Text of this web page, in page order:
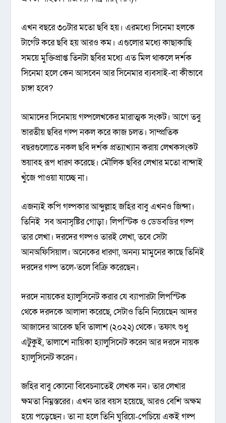
এখন বছ‌রে ৩০টার ম‌তো ছ‌বি হয়। এরম‌ধ্যে সি‌নেমা হল‌কে
টা‌র্গেট ক‌রে ছ‌বি হয় আরও কম। এগু‌লোর ম‌ধ্যে কাছাকাছি
সময়ে মুক্তিপ্রাপ্ত তিনটা ছ‌বির ম‌ধ্যে এত মিল থাক‌লে দর্শক
সি‌নেমা হ‌লে কেন আস‌বেন আর সি‌নেমার ব্যবসাই-বা কীভা‌বে
চাঙ্গা হ‌বে?
আমা‌দের সি‌নেমায় গ‌ল্প‌লেখ‌কের মারাত্মক সংকট। আ‌গে তবু
ভারতীয় ছ‌বির গল্প নকল ক‌রে কাজ চলত। সাম্প্রতিক
বছরগু‌লো‌তে নকল ছ‌বি দর্শক প্রত্যাখ্যান করায় লেখকসংকট
ভয়াবহ রূপ ধারণ ক‌রে‌ছে। মৌ‌লিক ছ‌বির লেখার ম‌তো বান্দাই
খুঁ‌জে পাওয়া যা‌চ্ছে না।
এজন্যই ক‌পি গল্পকার আব্দুল্লাহ জ‌হির বাবু এখনও জিন্দা।
তি‌নিই সব অনাসৃ‌ষ্টির গোড়া। লিপ‌স্টি‌ক ও ডেডব‌ডির গল্প
তার লেখা। দরদের গল্পও তারই লেখা, ত‌বে সেটা
আনঅফি‌সিয়াল। অ‌নে‌কের ধারণা, অনন্য মামু‌নের কা‌ছে তি‌নিই
দর‌দের গল্প ত‌লে-ত‌লে বি‌ক্রি ক‌রে‌ছেন।
দরদে নায়কের হ্যালুসিনেট করার যে ব্যাপারটা লিপস্টিক
থেকে দরদকে আলাদা করেছে, সেটাও তিনি নিয়েছেন আদর
আজাদের আরেক ছবি তালাশ (২০২২) থেকে। তফাৎ শুধু
এটুকুই, তালাশে নায়িকা হ্যালুসিনেট করেন আর দরদে নায়ক
হ্যালুসিনেট করেন।
জহির বাবু কোনো বিবেচনাতেই লেখক নন। তার লেখার
ক্ষমতা নিম্নস্তরের। এখন তার বয়স হয়েছে, আরও বেশি অক্ষম
হয়ে পড়েছেন। তা না হলে তিনি ঘুরিয়ে-পেচিয়ে একই গল্প